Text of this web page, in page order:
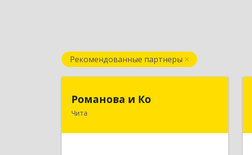
Рекомендованные партнеры
Романова и Ко
Чита672000, Забайкальский край, Чита г,